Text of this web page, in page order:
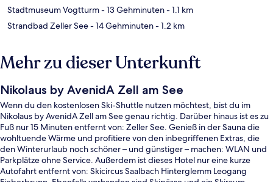
Stadtmuseum Vogtturm- 13 Gehminuten- 1.1 km
Strandbad Zeller See- 14 Gehminuten- 1.2 km
Mehr zu dieser Unterkunft
Nikolaus by AvenidA Zell am See
Wenn du den kostenlosen Ski-Shuttle nutzen möchtest, bist du im
Nikolaus by AvenidA Zell am See genau richtig. Darüber hinaus ist es zu
Fuß nur 15 Minuten entfernt von: Zeller See. Genieß in der Sauna die
wohltuende Wärme und profitiere von den inbegriffenen Extras, die
den Winterurlaub noch schöner – und günstiger – machen: WLAN und
Parkplätze ohne Service. Außerdem ist dieses Hotel nur eine kurze
Autofahrt entfernt von: Skicircus Saalbach Hinterglemm Leogang